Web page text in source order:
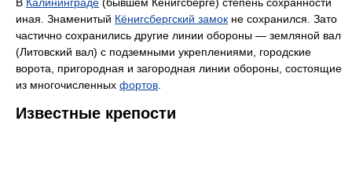
В Калининграде (бывшем Кёнигсберге) степень сохранности
иная. Знаменитый Кёнигсбергский замок не сохранился. Зато
частично сохранились другие линии обороны — земляной вал
(Литовский вал) с подземными укреплениями, городские
ворота, пригородная и загородная линии обороны, состоящие
из многочисленных фортов.
Известные крепости